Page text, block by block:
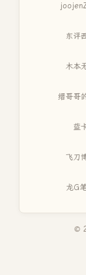
东评
木本
缙哥哥
蓝
飞刀
龙G
©